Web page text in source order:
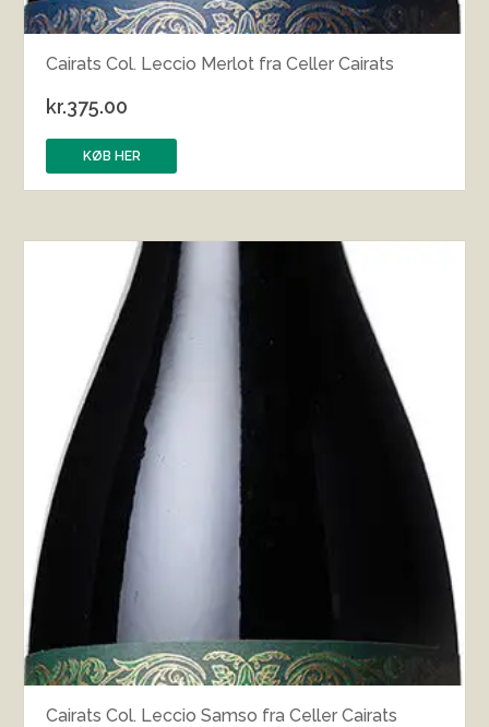
Cairats Col. Leccio Merlot fra Celler Cairats
kr.375.00
KØB HER
Cairats Col. Leccio Samso fra Celler Cairats